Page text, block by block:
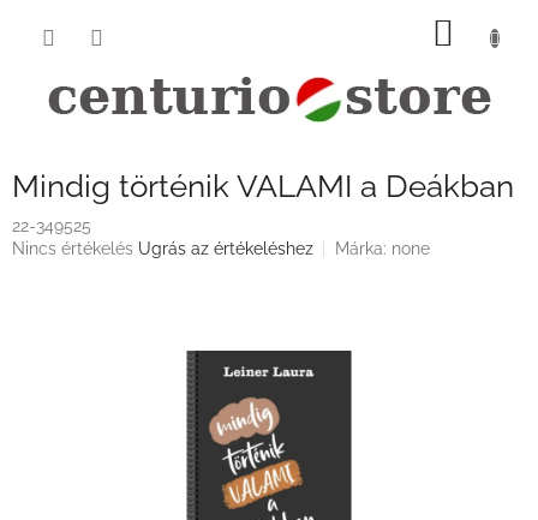
KOSÁR
Mindig történik VALAMI a Deákban
22-349525
A
Nincs értékelés Ugrás az értékeléshez Márka: none